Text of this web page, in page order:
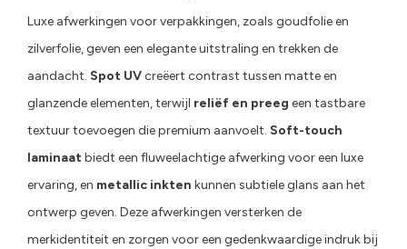
Luxe afwerkingen voor verpakkingen, zoals goudfolie en
zilverfolie, geven een elegante uitstraling en trekken de
aandacht. Spot UVcreëert contrast tussen matte en
glanzende elementen, terwijl reliëf en preeg een tastbare
textuur toevoegen die premium aanvoelt. Soft-touch
laminaatbiedt een fluweelachtige afwerking voor een luxe
ervaring, en metallic inkten kunnen subtiele glans aan het
ontwerp geven. Deze afwerkingen versterken de
merkidentiteit en zorgen voor een gedenkwaardige indruk bij